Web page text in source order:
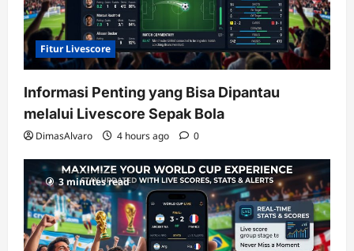
Fitur Livescore
Informasi Penting yang Bisa Dipantau
melalui Livescore Sepak Bola
DimasAlvaro 4 hours ago 0
3 minutes read